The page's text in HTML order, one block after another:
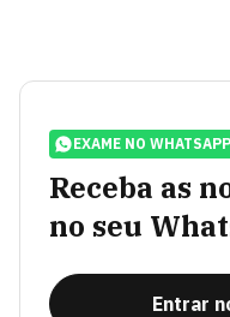
EXAME NO WHATSAPP
Receba as
no seu
Entrar